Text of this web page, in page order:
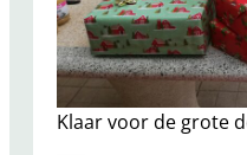
Klaar voor de grote